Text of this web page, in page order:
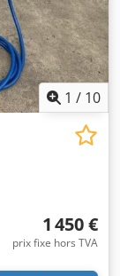
1 / 10
1 450 €
prix fixe hors TVA